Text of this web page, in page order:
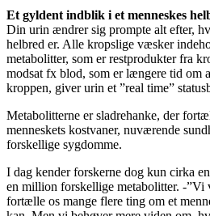
Et gyldent indblik i et menneskes
Din urin ændrer sig prompte alt efter,
helbred er. Alle kropslige væsker
metabolitter, som er restprodukter fra
modsat fx blod, som er længere tid om
kroppen, giver urin et ”real time”
Metabolitterne er sladrehanke, der
menneskets kostvaner, nuværende
forskellige sygdomme.
I dag kender forskerne dog kun cirka
en million forskellige metabolitter. -”Vi
fortælle os mange flere ting om et